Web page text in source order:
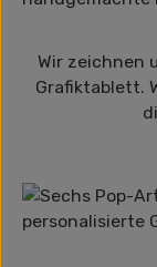
Wir zeichnen
Grafiktablett.